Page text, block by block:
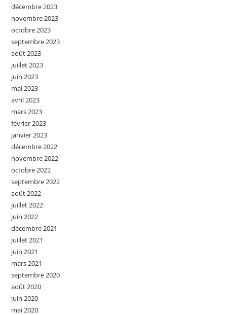
décembre 2023
novembre 2023
octobre 2023
septembre 2023
août 2023
juillet 2023
juin 2023
mai 2023
avril 2023
mars 2023
février 2023
janvier 2023
décembre 2022
novembre 2022
octobre 2022
septembre 2022
août 2022
juillet 2022
juin 2022
décembre 2021
juillet 2021
juin 2021
mars 2021
septembre 2020
août 2020
juin 2020
mai 2020